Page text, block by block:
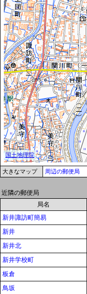
大きなマップ 周辺の郵便局
近隣の郵便局
局名
新井諏訪町簡易
新井
新井北
新井学校町
板倉
鳥坂